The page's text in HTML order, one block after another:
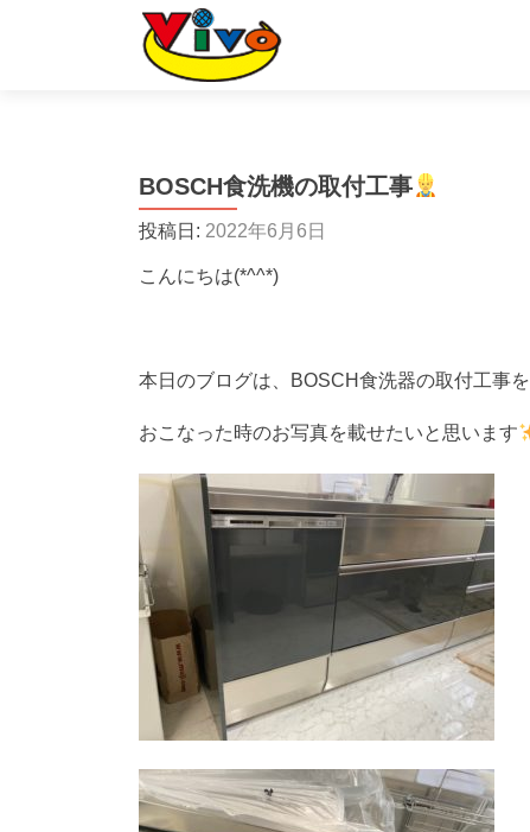
BOSCH食洗機の取付工事
投稿日: 2022年6月6日
こんにちは(*^^*)
本日のブログは、BOSCH食洗器の取付工事を
おこなった時のお写真を載せたいと思います